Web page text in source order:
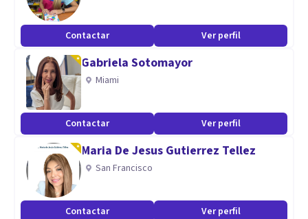
Contactar Ver perfil
Gabriela Sotomayor
Miami
Contactar Ver perfil
Maria De Jesus Gutierrez Tellez
San Francisco
Contactar Ver perfil